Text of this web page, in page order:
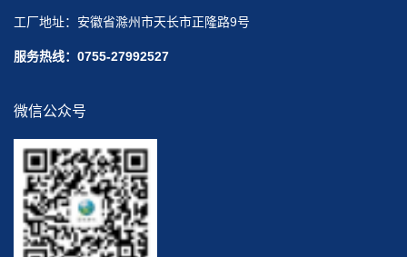
工厂地址：安徽省滁州市天长市正隆路9号
服务热线：0755-27992527
微信公众号